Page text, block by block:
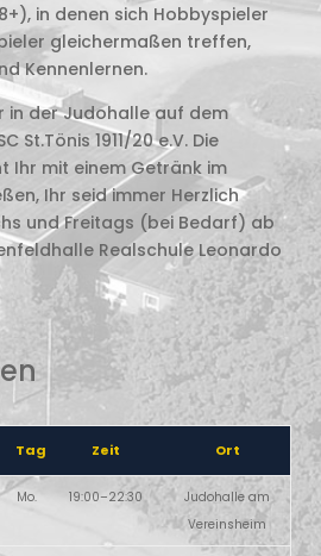
in denen sich Hobbyspieler
gleichermaßen treffen,
Kennenlernen.
in der Judohalle auf dem
St.Tönis 1911/20 e.V. Die
Ihr mit einem Getränk im
Ihr seid immer Herzlich
und Freitags (bei Bedarf) ab
Realschule Leonardo
Tag Zeit Ort
Mo. 19:00–22:30
Judohalle am
Vereinsheim